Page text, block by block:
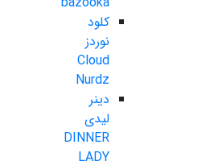
کلود
نوردز
Cloud
Nurdz
دینر
لیدی
DINNER